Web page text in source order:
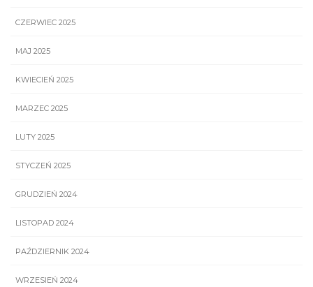
CZERWIEC 2025
MAJ 2025
KWIECIEŃ 2025
MARZEC 2025
LUTY 2025
STYCZEŃ 2025
GRUDZIEŃ 2024
LISTOPAD 2024
PAŹDZIERNIK 2024
WRZESIEŃ 2024